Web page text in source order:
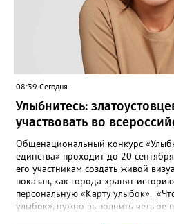
08:39 Сегодня
Улыбнитесь:
участвовать во
Общенациональный конкурс
единства» проходит до 20
его участникам создать живой
показав, как города хранят
персональную «Карту улыбок».
улыбок», нужно выполнить четыре